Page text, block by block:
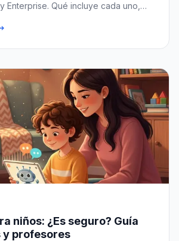
Enterprise. Qué incluye cada uno,
niños: ¿Es seguro? Guía
y profesores